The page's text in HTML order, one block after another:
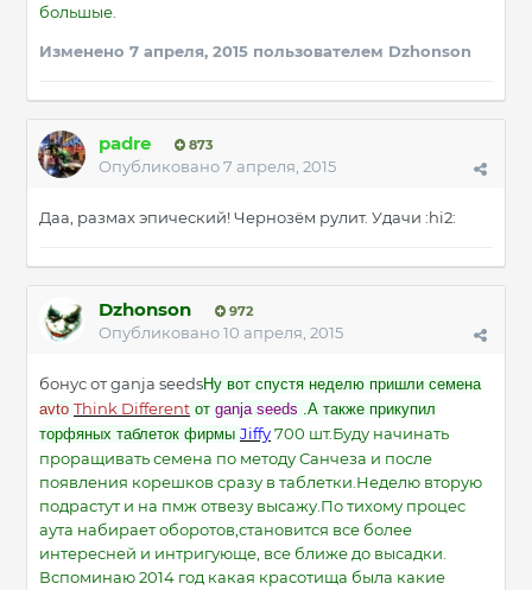
большые.
Изменено 7 апреля, 2015 пользователем Dzhonson
padre 873
Опубликовано7 апреля, 2015
Даа, размах эпический! Чернозём рулит. Удачи :hi2:
Dzhonson 972
Опубликовано10 апреля, 2015
бонус от ganja seedsНу вот спустя неделю пришли семена
avto Think Different от ganja seeds .А также прикупил
торфяных таблеток фирмы Jiffy700 шт.Буду начинать
проращивать семена по методу Санчеза и после
появления корешков сразу в таблетки.Неделю вторую
подрастут и на пмж отвезу высажу.По тихому процес
аута набирает оборотов,становится все более
интересней и интригующе, все ближе до высадки.
Вспоминаю 2014 год какая красотища была какие